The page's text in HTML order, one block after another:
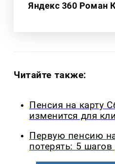
Яндекс 360 Роман
Читайте также:
Пенсия на карту
изменится для
Первую пенсию
потерять: 5